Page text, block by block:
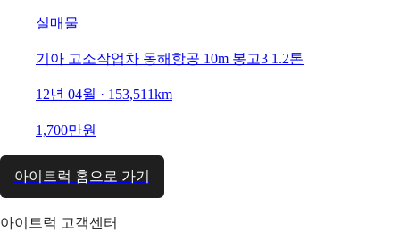
실매물
기아 고소작업차 동해항공 10m 봉고3 1.2톤
12년 04월 · 153,511km
1,700만원
아이트럭 홈으로 가기
아이트럭 고객센터